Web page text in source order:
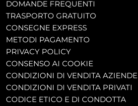
DOMANDE FREQUENTI
TRASPORTO GRATUITO
CONSEGNE EXPRESS
METODI PAGAMENTO
PRIVACY POLICY
CONSENSO AI COOKIE
CONDIZIONI DI VENDITA AZIENDE
CONDIZIONI DI VENDITA PRIVATI
CODICE ETICO E DI CONDOTTA